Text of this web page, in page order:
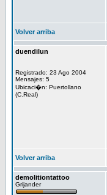
Volver arriba
duendilun
Registrado: 23 Ago 2004
Mensajes: 5
Ubicaci�n: Puertollano
(C.Real)
Volver arriba
demolitiontattoo
Grijander